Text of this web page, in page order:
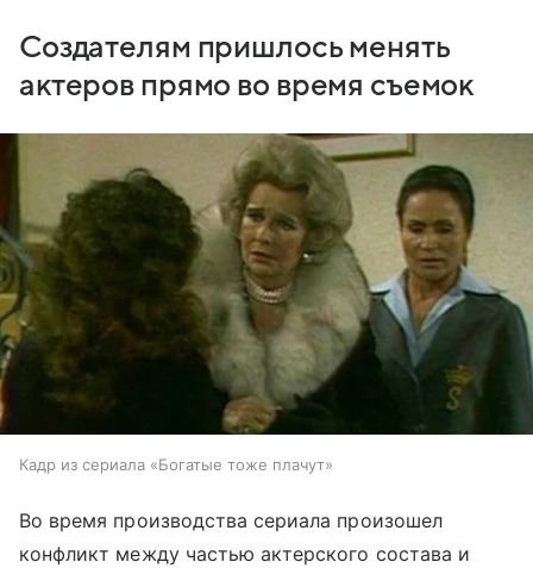
Создателям пришлось менять
актеров прямо во время съемок
Кадр из сериала «Богатые тоже плачут»
Во время производства сериала произошел
конфликт между частью актерского состава и